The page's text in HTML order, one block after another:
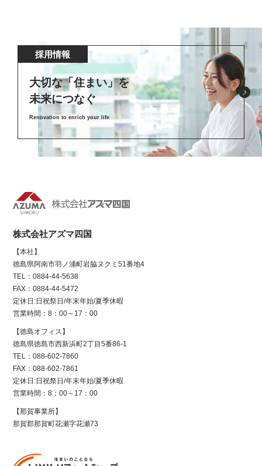
採用情報
大切な「住まい」を
未来につなぐ
Renovation to enrich your life
株式会社アズマ四国
【本社】
徳島県阿南市羽ノ浦町岩脇ヌクミ51番地4
TEL：0884-44-5638
FAX：0884-44-5472
定休日:日祝祭日/年末年始/夏季休暇
営業時間：8：00～17：00
【徳島オフィス】
徳島県徳島市西新浜町2丁目5番86-1
TEL：088-602-7860
FAX：088-602-7861
定休日:日祝祭日/年末年始/夏季休暇
営業時間：8：00～17：00
【那賀事業所】
那賀郡那賀町花瀬字花瀬73